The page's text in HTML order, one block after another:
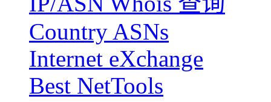
Country ASNs
Internet eXchange
Best NetTools